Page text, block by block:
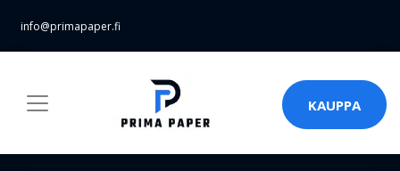
info@primapaper.fi
KAUPPA